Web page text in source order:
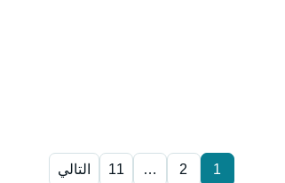
1
2
…
11 التالي